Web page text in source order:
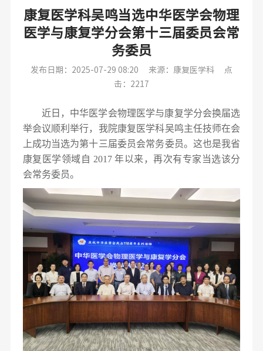
康复医学科吴鸣当选中华医学会物理
医学与康复学分会第十三届委员会常
务委员
发布日期：2025-07-29 08:20 来源：康复医学科
点
击：2217
近日，中华医学会物理医学与康复学分会换届选
举会议顺利举行，我院康复医学科吴鸣主任技师在会
上成功当选为第十三届委员会常务委员。这也是我省
康复医学领域自 2017 年以来，再次有专家当选该分
会常务委员。